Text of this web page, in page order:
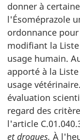
donner à
l'Ésoméprazole
ordonnance
modifiant la
usage humain.
apporté à la
usage
évaluation
regard des
l'article
et drogues. À